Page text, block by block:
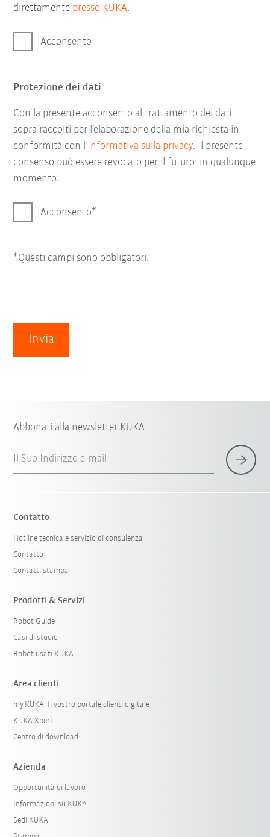
direttamente presso KUKA.
Acconsento
Protezione dei dati
Con la presente acconsento al trattamento dei dati
sopra raccolti per l’elaborazione della mia richiesta in
conformità con l’Informativa sulla privacy. Il presente
consenso può essere revocato per il futuro, in qualunque
momento.
Acconsento
*Questi campi sono obbligatori.
Invia
Abbonati alla newsletter KUKA
Il Suo Indirizzo e-mail
Contatto
Hotline tecnica e servizio di consulenza
Contatto
Contatti stampa
Prodotti & Servizi
Robot Guide
Casi di studio
Robot usati KUKA
Area clienti
my.KUKA: Il vostro portale clienti digitale
KUKA Xpert
Centro di download
Azienda
Opportunità di lavoro
Informazioni su KUKA
Sedi KUKA